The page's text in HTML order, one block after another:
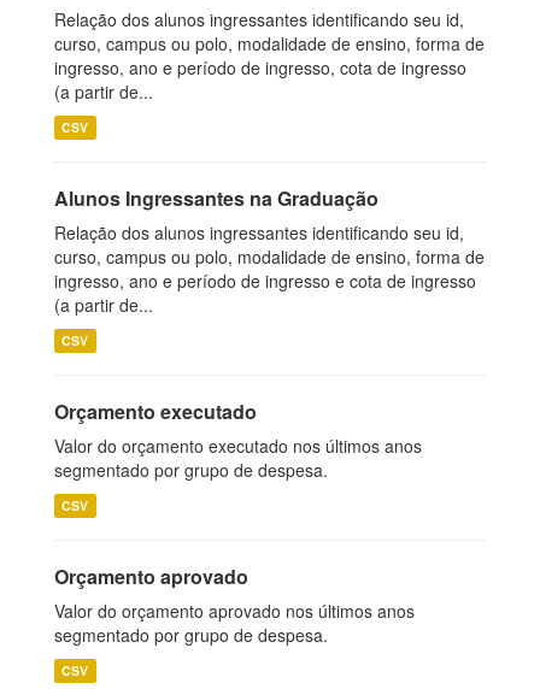
Relação dos alunos ingressantes identificando seu id,
curso, campus ou polo, modalidade de ensino, forma de
ingresso, ano e período de ingresso, cota de ingresso
(a partir de...
CSV
Alunos Ingressantes na Graduação
Relação dos alunos ingressantes identificando seu id,
curso, campus ou polo, modalidade de ensino, forma de
ingresso, ano e período de ingresso e cota de ingresso
(a partir de...
CSV
Orçamento executado
Valor do orçamento executado nos últimos anos
segmentado por grupo de despesa.
CSV
Orçamento aprovado
Valor do orçamento aprovado nos últimos anos
segmentado por grupo de despesa.
CSV